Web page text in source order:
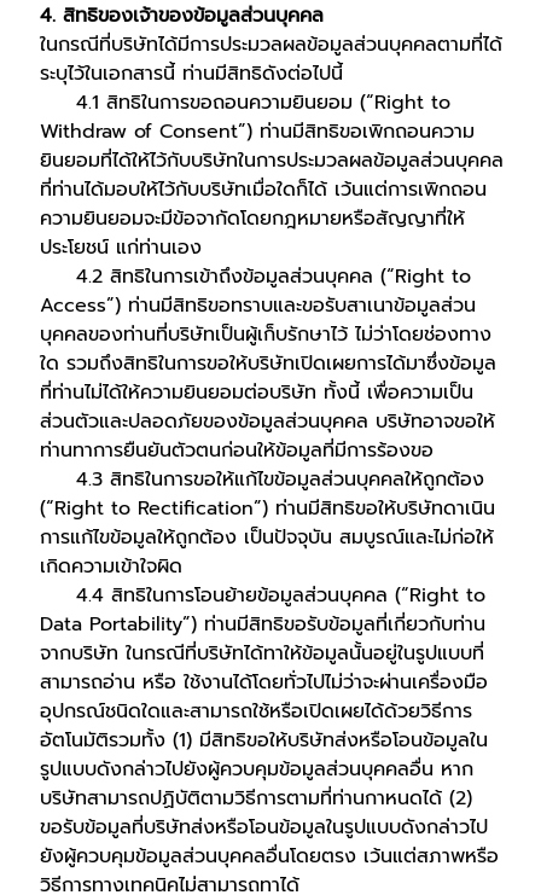
4. สิทธิของเจ้าของข้อมูลส่วนบุคคล
ในกรณีที่บริษัทได้มีการประมวลผลข้อมูลส่วนบุคคลตามที่ได้
ระบุไว้ในเอกสารนี้ ท่านมีสิทธิดังต่อไปนี้
4.1 สิทธิในการขอถอนความยินยอม (“Right to
Withdraw of Consent”) ท่านมีสิทธิขอเพิกถอนความ
ยินยอมที่ได้ให้ไว้กับบริษัทในการประมวลผลข้อมูลส่วนบุคคล
ที่ท่านได้มอบให้ไว้กับบริษัทเมื่อใดก็ได้ เว้นแต่การเพิกถอน
ความยินยอมจะมีข้อจากัดโดยกฎหมายหรือสัญญาที่ให้
ประโยชน์ แก่ท่านเอง
4.2 สิทธิในการเข้าถึงข้อมูลส่วนบุคคล (“Right to
Access”) ท่านมีสิทธิขอทราบและขอรับสาเนาข้อมูลส่วน
บุคคลของท่านที่บริษัทเป็นผู้เก็บรักษาไว้ ไม่ว่าโดยช่องทาง
ใด รวมถึงสิทธิในการขอให้บริษัทเปิดเผยการได้มาซึ่งข้อมูล
ที่ท่านไม่ได้ให้ความยินยอมต่อบริษัท ทั้งนี้ เพื่อความเป็น
ส่วนตัวและปลอดภัยของข้อมูลส่วนบุคคล บริษัทอาจขอให้
ท่านทาการยืนยันตัวตนก่อนให้ข้อมูลที่มีการร้องขอ
4.3 สิทธิในการขอให้แก้ไขข้อมูลส่วนบุคคลให้ถูกต้อง
(“Right to Rectification”) ท่านมีสิทธิขอให้บริษัทดาเนิน
การแก้ไขข้อมูลให้ถูกต้อง เป็นปัจจุบัน สมบูรณ์และไม่ก่อให้
เกิดความเข้าใจผิด
4.4 สิทธิในการโอนย้ายข้อมูลส่วนบุคคล (“Right to
Data Portability”) ท่านมีสิทธิขอรับข้อมูลที่เกี่ยวกับท่าน
จากบริษัท ในกรณีที่บริษัทได้ทาให้ข้อมูลนั้นอยู่ในรูปแบบที่
สามารถอ่าน หรือ ใช้งานได้โดยทั่วไปไม่ว่าจะผ่านเครื่องมือ
อุปกรณ์ชนิดใดและสามารถใช้หรือเปิดเผยได้ด้วยวิธีการ
อัตโนมัติรวมทั้ง (1) มีสิทธิขอให้บริษัทส่งหรือโอนข้อมูลใน
รูปแบบดังกล่าวไปยังผู้ควบคุมข้อมูลส่วนบุคคลอื่น หาก
บริษัทสามารถปฏิบัติตามวิธีการตามที่ท่านกาหนดได้ (2)
ขอรับข้อมูลที่บริษัทส่งหรือโอนข้อมูลในรูปแบบดังกล่าวไป
ยังผู้ควบคุมข้อมูลส่วนบุคคลอื่นโดยตรง เว้นแต่สภาพหรือ
วิธีการทางเทคนิคไม่สามารถทาได้